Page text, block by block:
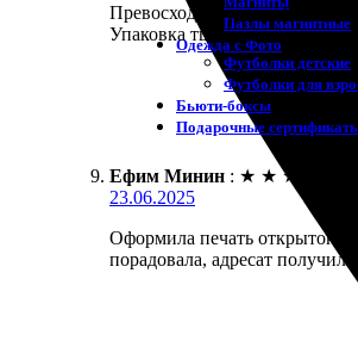
Пазлы магнитные
Одежда с Фото
Футболки детские
Футболки для
Бьюти-боксы
Подарочные
Превосходная работа!
Упаковка тщательно
Ефим Минин : ★ ★ ★
23.06.2025
Оформила печать открыток с
порадовала, адресат получил